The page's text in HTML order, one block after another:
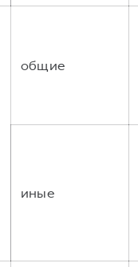
общие
иные